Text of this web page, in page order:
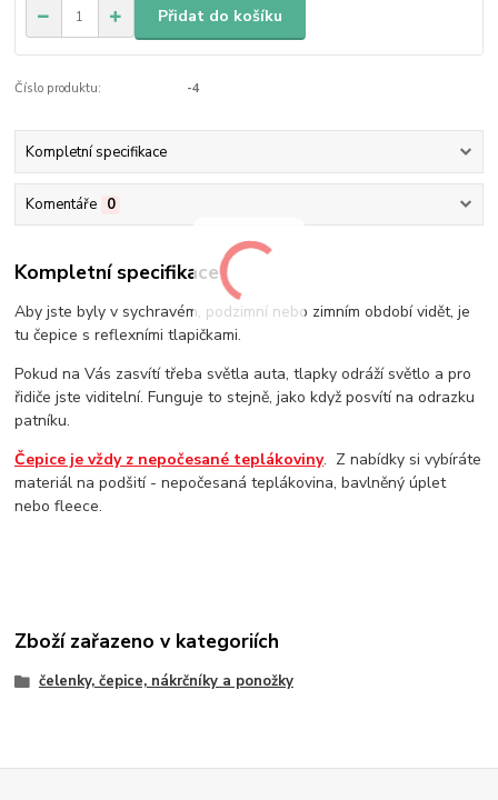
Přidat do košíku
Číslo produktu: -4
Kompletní specifikace
Komentáře 0
Kompletní specifikace
Aby jste byly v sychravém, podzimní nebo zimním období vidět, je
tu čepice s reflexními tlapičkami.
Pokud na Vás zasvítí třeba světla auta, tlapky odráží světlo a pro
řidiče jste viditelní. Funguje to stejně, jako když posvítí na odrazku
patníku.
Čepice je vždy z nepočesané teplákoviny. Z nabídky si vybíráte
materiál na podšití - nepočesaná teplákovina, bavlněný úplet
nebo fleece.
Zboží zařazeno v kategoriích
čelenky, čepice, nákrčníky a ponožky